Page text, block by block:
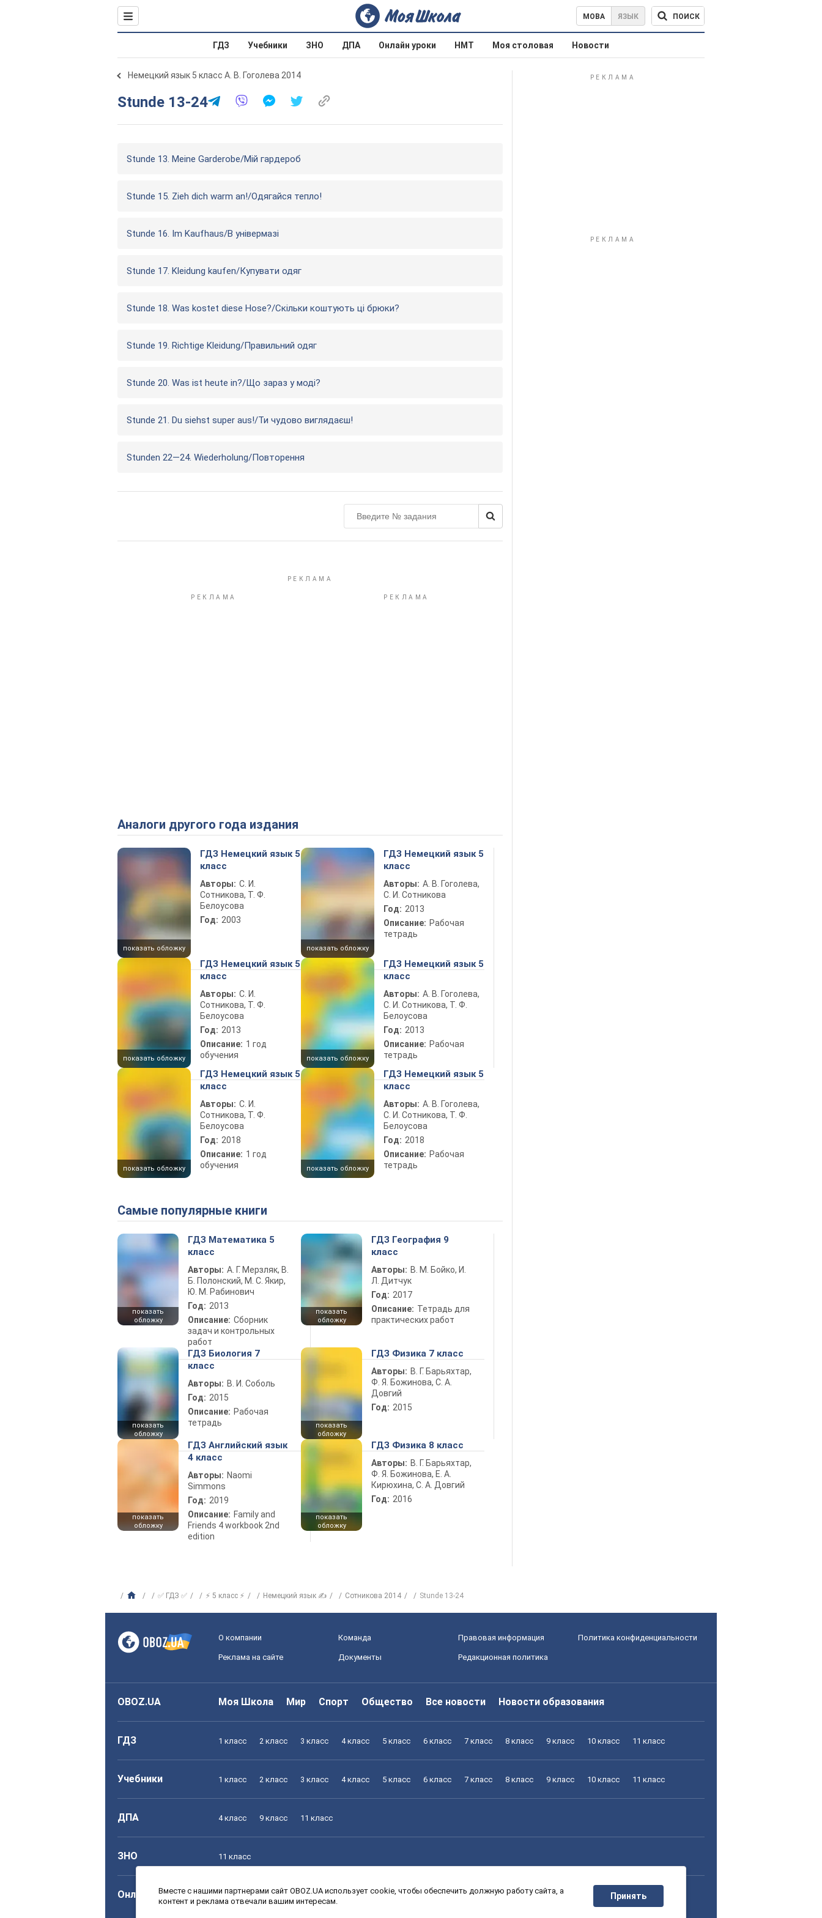
МОВА ЯЗЫК ПОИСК
ГДЗ Учебники ЗНО ДПА Онлайн уроки НМТ Моя столовая Новости
Немецкий язык 5 класс А. В. Гоголева 2014
Stunde 13-24
Stunde 13. Meine Garderobe/Мій гардероб
Stunde 15. Zieh dich warm an!/Одягайся тепло!
Stunde 16. Im Kaufhaus/В універмазі
Stunde 17. Kleidung kaufen/Купувати одяг
Stunde 18. Was kostet diese Hose?/Скільки коштують ці брюки?
Stunde 19. Richtige Kleidung/Правильний одяг
Stunde 20. Was ist heute in?/Що зараз у моді?
Stunde 21. Du siehst super aus!/Ти чудово виглядаєш!
Stunden 22—24. Wiederholung/Повторення
Аналоги другого года издания
показать обложку
ГДЗ Немецкий язык 5
класс
Авторы: С. И.
Сотникова, Т. Ф.
Белоусова
Год: 2003
показать обложку
ГДЗ Немецкий язык 5
класс
Авторы: А. В. Гоголева,
С. И. Сотникова
Год: 2013
Описание: Рабочая
тетрадь
показать обложку
ГДЗ Немецкий язык 5
класс
Авторы: С. И.
Сотникова, Т. Ф.
Белоусова
Год: 2013
Описание: 1 год
обучения
показать обложку
ГДЗ Немецкий язык 5
класс
Авторы: А. В. Гоголева,
С. И. Сотникова, Т. Ф.
Белоусова
Год: 2013
Описание: Рабочая
тетрадь
показать обложку
ГДЗ Немецкий язык 5
класс
Авторы: С. И.
Сотникова, Т. Ф.
Белоусова
Год: 2018
Описание: 1 год
обучения
показать обложку
ГДЗ Немецкий язык 5
класс
Авторы: А. В. Гоголева,
С. И. Сотникова, Т. Ф.
Белоусова
Год: 2018
Описание: Рабочая
тетрадь
Самые популярные книги
показать
обложку
ГДЗ Математика 5
класс
Авторы: А. Г. Мерзляк, В.
Б. Полонский, М. С. Якир,
Ю. М. Рабинович
Год: 2013
Описание: Сборник
задач и контрольных
работ
показать
обложку
ГДЗ География 9
класс
Авторы: В. М. Бойко, И.
Л. Дитчук
Год: 2017
Описание: Тетрадь для
практических работ
показать
обложку
ГДЗ Биология 7
класс
Авторы: В. И. Соболь
Год: 2015
Описание: Рабочая
тетрадь
показать
обложку
ГДЗ Физика 7 класс
Авторы: В. Г. Барьяхтар,
Ф. Я. Божинова, С. А.
Довгий
Год: 2015
показать
обложку
ГДЗ Английский язык
4 класс
Авторы: Naomi
Simmons
Год: 2019
Описание: Family and
Friends 4 workbook 2nd
edition
показать
обложку
ГДЗ Физика 8 класс
Авторы: В. Г. Барьяхтар,
Ф. Я. Божинова, Е. А.
Кирюхина, С. А. Довгий
Год: 2016
✅ ГДЗ ✅ ⚡ 5 класс ⚡ Немецкий язык ✍ Сотникова 2014 Stunde 13-24
О компании Команда Правовая информация Политика конфиденциальности
Реклама на сайте Документы Редакционная политика
OBOZ.UA Моя Школа Мир Спорт Общество Все новости Новости образования
ГДЗ 1 класс 2 класс 3 класс 4 класс 5 класс 6 класс 7 класс 8 класс 9 класс 10 класс 11 класс
Учебники 1 класс 2 класс 3 класс 4 класс 5 класс 6 класс 7 класс 8 класс 9 класс 10 класс 11 класс
ДПА 4 класс 9 класс 11 класс
ЗНО 11 класс
Онлайн уроки 1 класс 2 класс 3 класс 4 класс 5 класс 6 класс 7 класс 8 класс 9 класс 10 класс 11 класс
Вместе с нашими партнерами сайт OBOZ.UA использует cookie, чтобы обеспечить должную работу сайта, а
контент и реклама отвечали вашим интересам.
Принять